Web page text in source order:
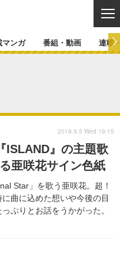
マンガ
イベント
コスプレ
新帝スタ
カバー
ラジオ
コラム
マンガ 番組・動画 連載
ISLAND』の主題歌
亜咲花サイン色紙
Star」を歌う亜咲花。超！
曲に込めた想いや今後の目
ぷりとお話をうかがった。
2018.9.5 Wed 19:15